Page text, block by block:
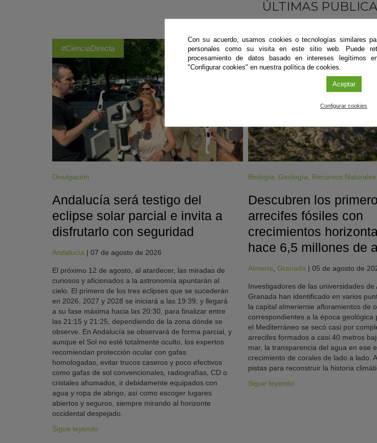
ÚLTIMAS
#CienciaDirecta
Divulgación
Andalucía será testigo del
eclipse solar parcial e invita a
disfrutarlo con seguridad
Andalucía | 07 de agosto de 2026
El próximo 12 de agosto, al atardecer, las miradas de
curiosos y aficionados a la astronomía apuntarán al
cielo. El primero de los tres eclipses que se sucederán
en 2026, 2027 y 2028 se iniciará a las 19:39, y llegará
a su fase máxima hacia las 20:30, para finalizar entre
las 21:15 y 21:25, dependiendo de la zona dónde se
observe. En Andalucía se observará de forma parcial, y
aunque el Sol no esté totalmente oculto, los expertos
recomiendan protección ocular con gafas
homologadas, evitar trucos caseros y poco efectivos
como gafas de sol convencionales, radiografías, CD o
cristales ahumados, ir debidamente equipados con
agua y ropa de abrigo, así como escoger lugares
abiertos y seguros, siempre mirando al horizonte
occidental despejado.
Sigue leyendo
#CienciaDirecta
Biología ,Geología Recursos
Descubren los
arrecifes fósiles con
crecimientos
hace 6,5 millones de
Almería ,Granada |05 de agosto de
Investigadores de las universidades de
Granada han identificado en varios
la capital almeriense afloramientos de
correspondientes a la época geológica
el Mediterráneo se secó casi por
arrecifes formados a casi 40 metros
mar, la transparencia del agua en ese
crecimiento de corales de lado a lado.
pistas para reconstruir la historia
Sigue leyendo
Con su acuerdo, usamos cookies o tecnologías similares
personales como su visita en este sitio web. Puede
procesamiento de datos basado en intereses legítimos
"Configurar cookies" en nuestra política de cookies.
Aceptar
Configurar cookies